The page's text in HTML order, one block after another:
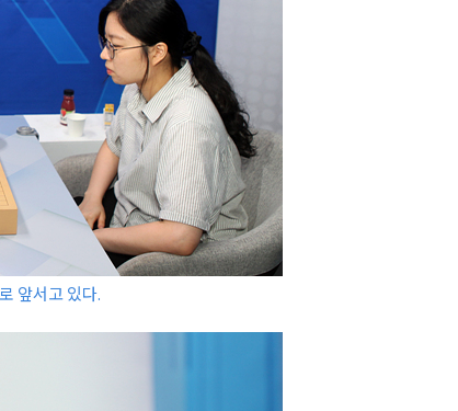
앞서고 있다.